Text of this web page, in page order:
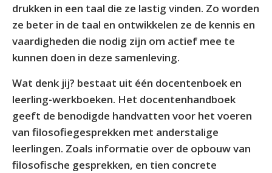
drukken in een taal die ze lastig vinden. Zo worden
ze beter in de taal en ontwikkelen ze de kennis en
vaardigheden die nodig zijn om actief mee te
kunnen doen in deze samenleving.
Wat denk jij? bestaat uit één docentenboek en
leerling-werkboeken. Het docentenhandboek
geeft de benodigde handvatten voor het voeren
van filosofiegesprekken met anderstalige
leerlingen. Zoals informatie over de opbouw van
filosofische gesprekken, en tien concrete